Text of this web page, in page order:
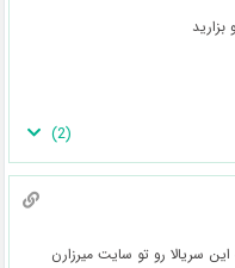
(
2
)
سریالا رو تو سایت میرزارن